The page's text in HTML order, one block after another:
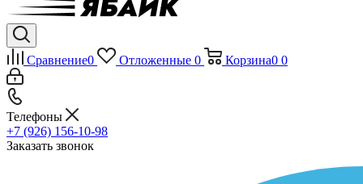
Сравнение0 Отложенные 0 Корзина0 0
Телефоны
+7 (926) 156-10-98
Заказать звонок